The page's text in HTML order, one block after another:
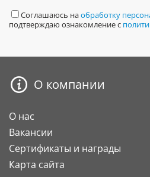
Соглашаюсь наобработку
подтверждаю ознакомление с
О компании
О нас
Вакансии
Сертификаты и награды
Карта сайта